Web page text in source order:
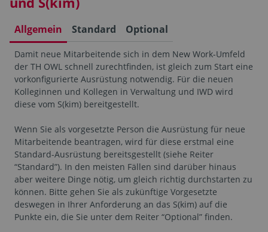
Allgemein Standard Optional
Damit neue Mitarbeitende sich in dem New Work-Umfeld
der TH OWL schnell zurechtfinden, ist gleich zum Start eine
vorkonfigurierte Ausrüstung notwendig. Für die neuen
Kolleginnen und Kollegen in Verwaltung und IWD wird
diese vom S(kim) bereitgestellt.
Wenn Sie als vorgesetzte Person die Ausrüstung für neue
Mitarbeitende beantragen, wird für diese erstmal eine
Standard-Ausrüstung bereitsgestellt (siehe Reiter
“Standard”). In den meisten Fällen sind darüber hinaus
aber weitere Dinge nötig, um gleich richtig durchstarten zu
können. Bitte gehen Sie als zukünftige Vorgesetzte
deswegen in Ihrer Anforderung an das S(kim) auf die
Punkte ein, die Sie unter dem Reiter “Optional” finden.